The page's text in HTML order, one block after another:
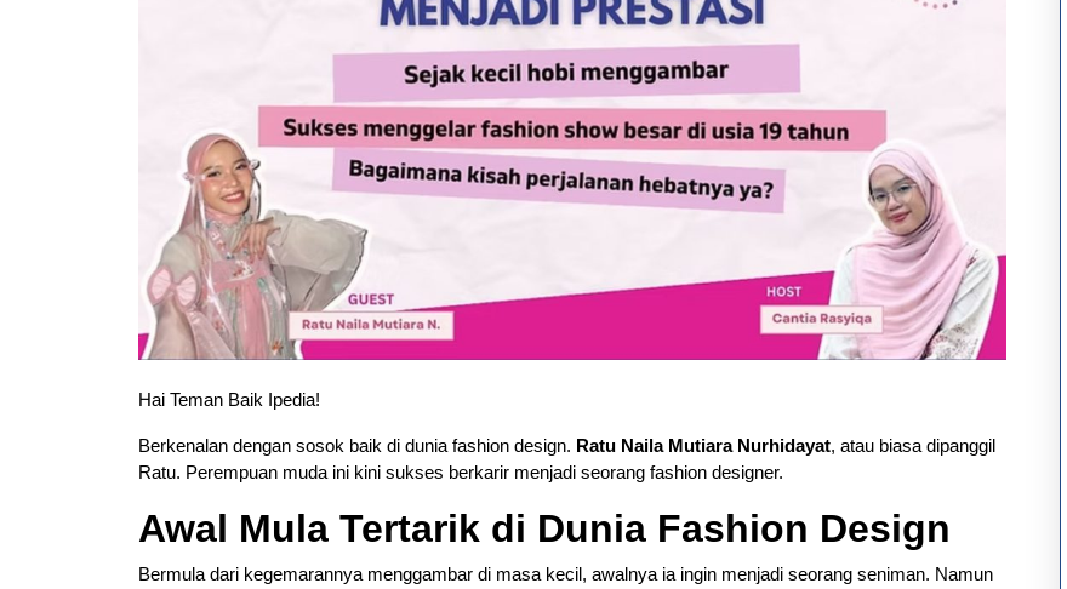
Hai Teman Baik Ipedia!
Berkenalan dengan sosok baik di dunia fashion design. Ratu Naila Mutiara Nurhidayat, atau biasa dipanggil
Ratu. Perempuan muda ini kini sukses berkarir menjadi seorang fashion designer.
Awal Mula Tertarik di Dunia Fashion Design
Bermula dari kegemarannya menggambar di masa kecil, awalnya ia ingin menjadi seorang seniman. Namun